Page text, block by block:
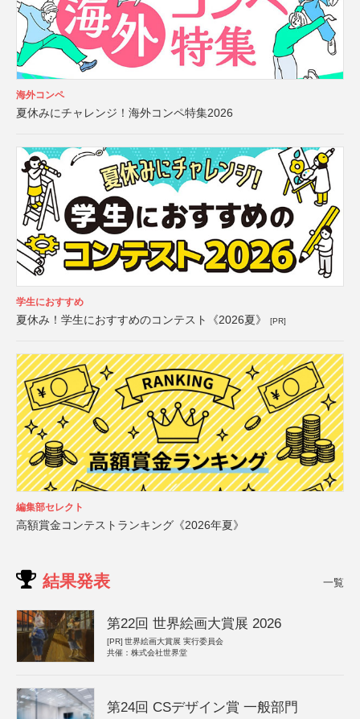
海外コンペ
夏休みにチャレンジ！海外コンペ特集2026
学生におすすめ
夏休み！学生におすすめのコンテスト《2026夏》 [PR]
編集部セレクト
高額賞金コンテストランキング《2026年夏》
結果発表 一覧
第22回 世界絵画大賞展 2026
[PR] 世界絵画大賞展 実行委員会
共催：株式会社世界堂
第24回 CSデザイン賞 一般部門